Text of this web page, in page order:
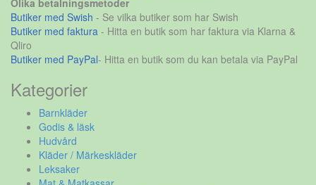
Olika betalningsmetoder
Butiker med Swish - Se vilka butiker som har Swish
Butiker med faktura - Hitta en butik som har faktura via Klarna &
Qliro
Butiker med PayPal- Hitta en butik som du kan betala via PayPal
Kategorier
Barnkläder
Godis & läsk
Hudvård
Kläder / Märkeskläder
Leksaker